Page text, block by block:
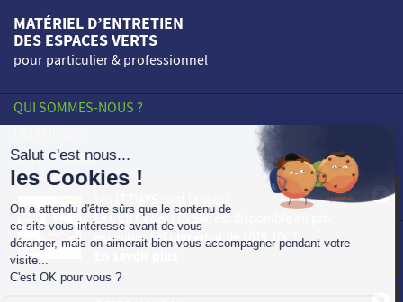
Le Cub Cadet LTS S86est disponible au prix
exceptionnel immédiat de1619,10€!
MATÉRIEL D’ENTRETIEN
DES ESPACES VERTS
pour particulier & professionnel
QUI SOMMES-NOUS ?
SAVOIR-FAIRE
ENGAGEMENTS
NOS POINTS DE VENTE
PROFESSIONNELS
ACTUALITÉS